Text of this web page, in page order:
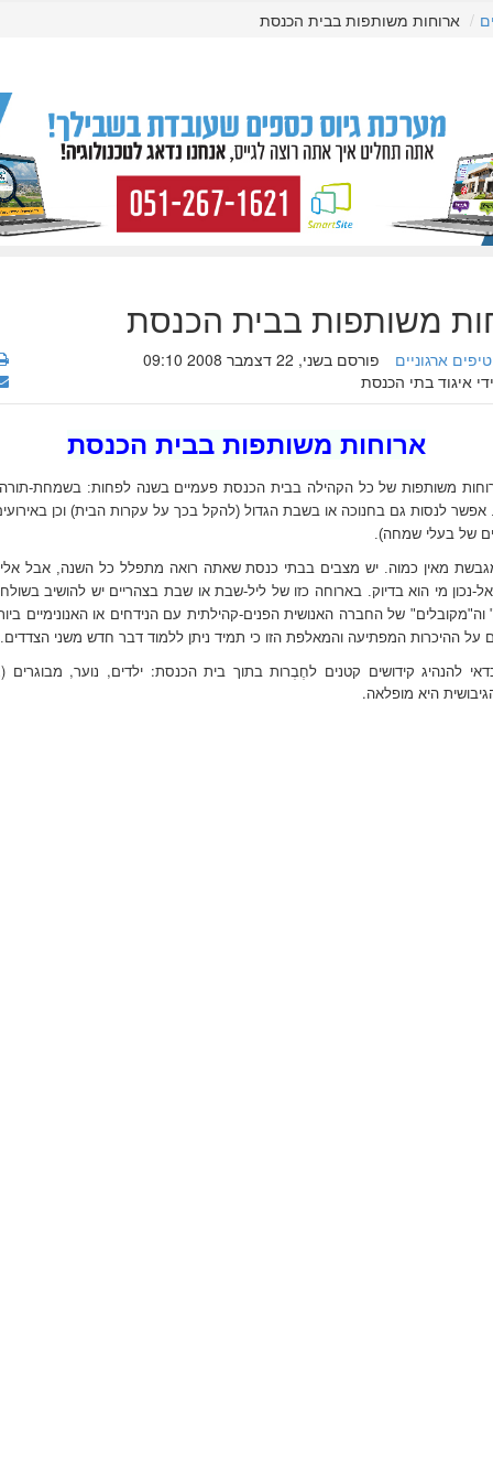
ארוחות משותפות בבית הכנסת
משותפות בבית הכנסת
טיפים ארגוניים
פורסם בשני, 22 דצמבר 2008 09:10
איגוד בתי הכנסת
ארוחות משותפות בבית הכנסת
משותפות של כל הקהילה בבית הכנסת פעמיים בשנה לפחות: בשמחת-תורה
לנסות גם בחנוכה או בשבת הגדול (להקל בכך על עקרות הבית) וכן
של בעלי שמחה).
מאין כמוה. יש מצבים בבתי כנסת שאתה רואה מתפלל כל השנה, אבל
אל-נכון מי הוא בדיוק. בארוחה כזו של ליל-שבת או שבת בצהריים יש להושיב
וה"מקובלים" של החברה האנושית הפנים-קהילתית עם הנידחים או האנונימיים
על ההיכרות המפתיעה והמאלפת הזו כי תמיד ניתן ללמוד דבר חדש משני הצדדים.
להנהיג קידושים קטנים לחֶבְרות בתוך בית הכנסת: ילדים, נוער, מבוגרים
היא מופלאה.